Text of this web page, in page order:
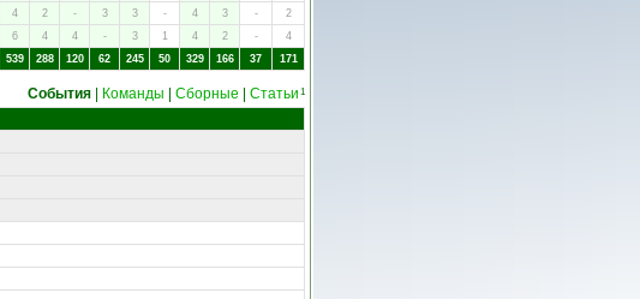
4 2 - 3 3 - 4 3 -
2
6 4 4 - 3 1 4 2 -
4
539 288 120 62 245 50 329 166 37 171
События Команды Сборные Статьи 1